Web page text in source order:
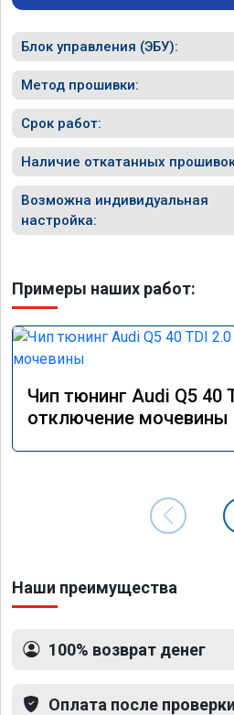
Блок управления (ЭБУ):
Метод прошивки:
Срок работ:
Наличие откатанных
Возможна индивидуальная
настройка:
Примеры наших работ:
Чип тюнинг Audi Q5 40
отключение мочевины
Наши преимущества
100% возврат денег
Оплата после проверки